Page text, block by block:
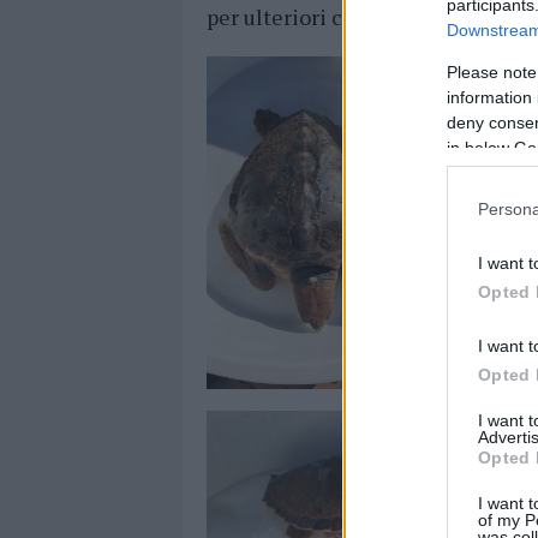
Please
information
deny
in below
I want
Opted
I want
Opted
I want
Opted
I want
of my
per ulteriori controlli.